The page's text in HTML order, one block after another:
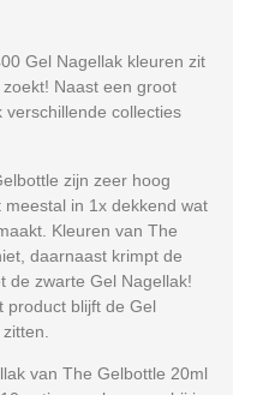
Gel Nagellak kleuren zit
Naast een groot
collecties
zijn zeer hoog
in 1x dekkend wat
Kleuren van The
daarnaast krimpt de
de zwarte Gel Nagellak!
product blijft de Gel
van The Gelbottle 20ml